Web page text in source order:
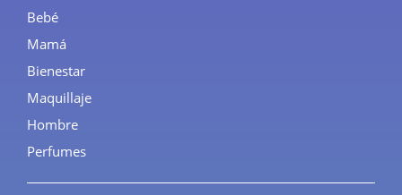
Bebé
Mamá
Bienestar
Maquillaje
Hombre
Perfumes